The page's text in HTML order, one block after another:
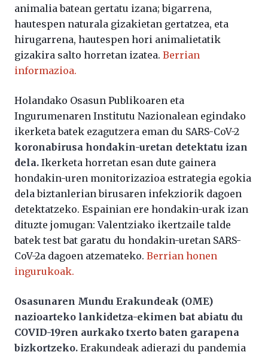
animalia batean gertatu izana; bigarrena,
hautespen naturala gizakietan gertatzea, eta
hirugarrena, hautespen hori animalietatik
gizakira salto horretan izatea. Berrian
informazioa.
Holandako Osasun Publikoaren eta
Ingurumenaren Institutu Nazionalean egindako
ikerketa batek ezagutzera eman du SARS-CoV-2
koronabirusa hondakin-uretan detektatu izan
dela. Ikerketa horretan esan dute gainera
hondakin-uren monitorizazioa estrategia egokia
dela biztanlerian birusaren infekziorik dagoen
detektatzeko. Espainian ere hondakin-urak izan
dituzte jomugan: Valentziako ikertzaile talde
batek test bat garatu du hondakin-uretan SARS-
CoV-2a dagoen atzemateko. Berrian honen
ingurukoak.
Osasunaren Mundu Erakundeak (OME)
nazioarteko lankidetza-ekimen bat abiatu du
COVID-19ren aurkako txerto baten garapena
bizkortzeko. Erakundeak adierazi du pandemia